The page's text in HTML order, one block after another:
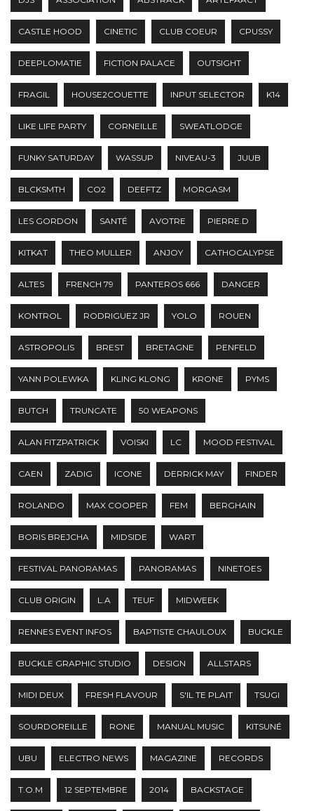
CASTLE HOOD CINETIC CLUB COEUR CPUSSY
DEEPLOMATIE FICTION PALACE OUTSIGHT
FRAGIL HOUSE2COUETTE INPUT SELECTOR K14
LIKE LIFE PARTY CORNEILLE SWEATLODGE
FUNKY SATURDAY WASSUP NIVEAU-3 JUUB
BLCKSMTH CO2 DEEFTZ MORGASM
LES GORDON SANTÉ AVOTRE PIERRE.D
KITKAT THEO MULLER ANJOY CATHOCALYPSE
ALTES FRENCH 79 PANTEROS 666 DANGER
KONTROL RODRIGUEZ JR YOLO ROUEN
ASTROPOLIS BREST BRETAGNE PENFELD
YANN POLEWKA KLING KLONG KRONE PYMS
BUTCH TRUNCATE 50 WEAPONS
ALAN FITZPATRICK VOISKI LC MOOD FESTIVAL
CAEN ZADIG ICONE DERRICK MAY FINDER
ROLANDO MAX COOPER FEM BERGHAIN
BORIS BREJCHA MIDSIDE WART
FESTIVAL PANORAMAS PANORAMAS NINETOES
CLUB ORIGIN L.A TEUF MIDWEEK
RENNES EVENT INFOS BAPTISTE CHAULOUX BUCKLE
BUCKLE GRAPHIC STUDIO DESIGN ALLSTARS
MIDI DEUX FRESH FLAVOUR S'IL TE PLAIT TSUGI
SOURDOREILLE RONE MANUAL MUSIC KITSUNÉ
UBU ELECTRO NEWS MAGAZINE RECORDS
T.O.M 12 SEPTEMBRE 2014 BACKSTAGE